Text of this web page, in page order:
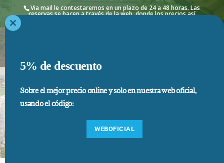
Via mail le contestaremos en un plazo de 24 a 48 horas. Las
reservas se hacen a través de la web, donde los precios así
Aviso legal y política de
privacidad
Close
5% de descuento
Sobre el mejor precio online y solo en nuestra web oficial,
usando el código:
WEBOFICIAL